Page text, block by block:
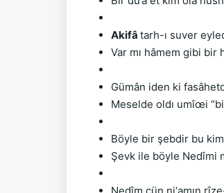
Akifâ tarh-ı suver
Var mı hâmem gibi bir
Gümân iden ki
Meselde oldı umîœi
Böyle bir şebdir bu
Şevk ile böyle Nedîmi